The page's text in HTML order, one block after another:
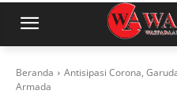
Beranda
Antisipasi Corona,
Armada